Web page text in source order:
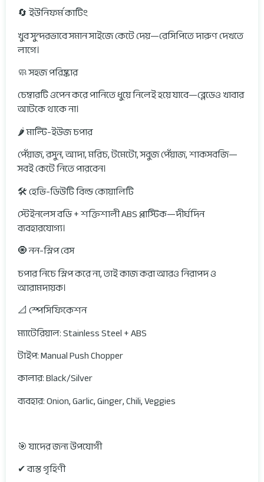
🔄 ইউনিফর্ম কাটিং
খুব সুন্দরভাবে সমান সাইজে কেটে দেয়—রেসিপিতে দারুণ দেখতে
লাগে।
🧼 সহজ পরিষ্কার
চেম্বারটি ওপেন করে পানিতে ধুয়ে নিলেই হয়ে যাবে—ব্লেডেও খাবার
আটকে থাকে না।
🌶 মাল্টি-ইউজ চপার
পেঁয়াজ, রসুন, আদা, মরিচ, টমেটো, সবুজ পেঁয়াজ, শাকসবজি—
সবই কেটে নিতে পারবেন।
🛠 হেভি-ডিউটি বিল্ড কোয়ালিটি
স্টেইনলেস বডি + শক্তিশালী ABS প্লাস্টিক—দীর্ঘদিন
ব্যবহারযোগ্য।
🧿 নন-স্লিপ বেস
চপার নিচে স্লিপ করে না, তাই কাজ করা আরও নিরাপদ ও
আরামদায়ক।
📐 স্পেসিফিকেশন
ম্যাটেরিয়াল: Stainless Steel + ABS
টাইপ: Manual Push Chopper
কালার: Black/Silver
ব্যবহার: Onion, Garlic, Ginger, Chili, Veggies
🎯 যাদের জন্য উপযোগী
✔ ব্যস্ত গৃহিণী